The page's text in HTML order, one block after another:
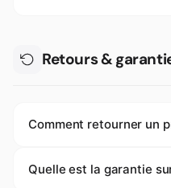
Retours &
Comment retourner un
Quelle est la garantie